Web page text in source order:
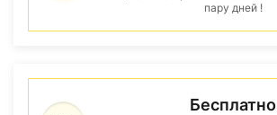
пару дней !
Бесплатно